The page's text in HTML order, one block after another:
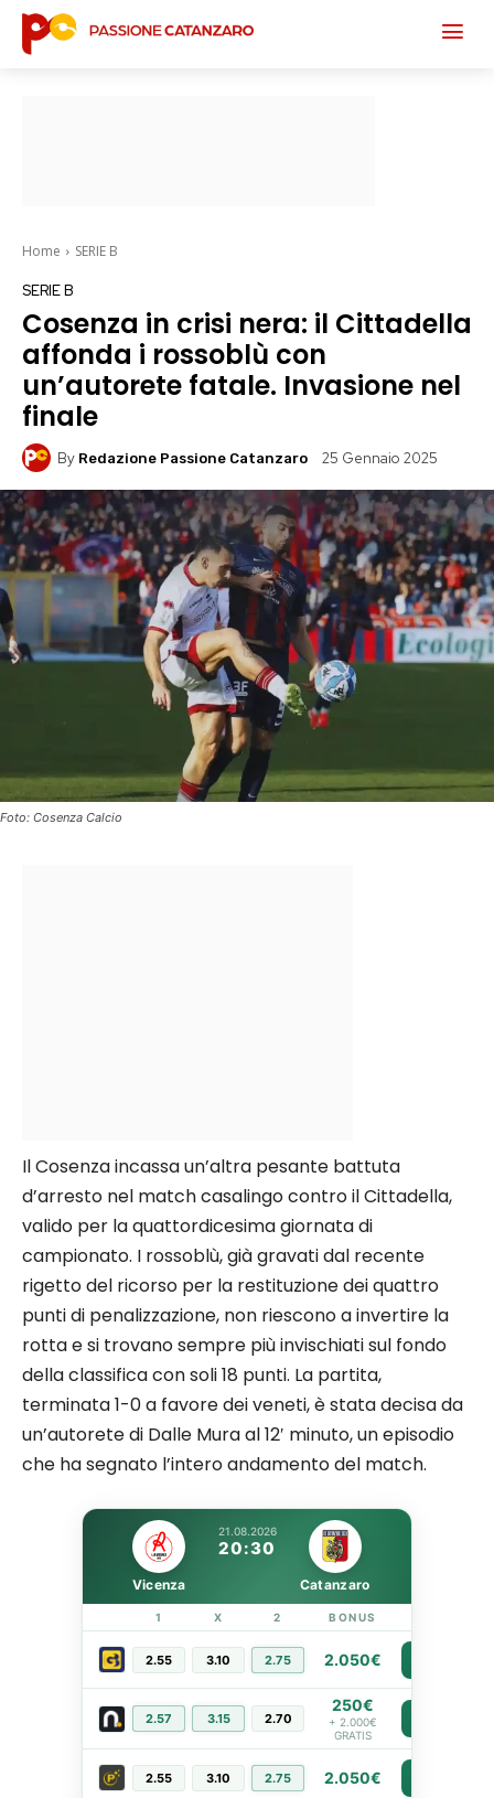
Home SERIE B
SERIE B
Cosenza in crisi nera: il Cittadella
affonda i rossoblù con
un’autorete fatale. Invasione nel
finale
By Redazione Passione Catanzaro 25 Gennaio 2025
Foto: Cosenza Calcio
Il Cosenza incassa un’altra pesante battuta
d’arresto nel match casalingo contro il Cittadella,
valido per la quattordicesima giornata di
campionato. I rossoblù, già gravati dal recente
rigetto del ricorso per la restituzione dei quattro
punti di penalizzazione, non riescono a invertire la
rotta e si trovano sempre più invischiati sul fondo
della classifica con soli 18 punti. La partita,
terminata 1-0 a favore dei veneti, è stata decisa da
un’autorete di Dalle Mura al 12′ minuto, un episodio
che ha segnato l’intero andamento del match.
21.08.2026
20:30
Vicenza Catanzaro
1 X 2 BONUS
2.55 3.10 2.75 2.050€
2.57 3.15 2.70
250€
+ 2.000€
GRATIS
2.55 3.10 2.75 2.050€